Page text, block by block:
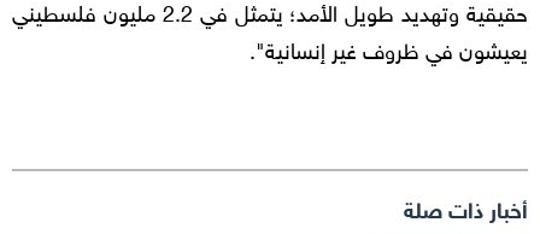
حقيقية وتهديد طويل الأمد؛ يتمثل في 2.2 مليون فلسطيني
يعيشون في ظروف غير إنسانية".
أخبار ذات صلة